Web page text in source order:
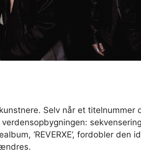
Selv når et titelnummer
‘REVERXE’, fordobler den